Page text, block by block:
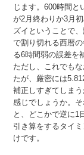
じます。600時間
が2月終わりか3月
ズイということで
で割り切れる西暦
る6時間弱の誤差を
ただし、これでも
たが、厳密には
補正しすぎてしま
感じでしょうか。
と、どこかで逆に1
引き算をするタイ
けです。